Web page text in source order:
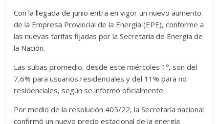
Con la llegada de junio entra en vigor un nuevo aumento
de la Empresa Provincial de la Energía (EPE), conforme a
las nuevas tarifas fijadas por la Secretaría de Energía de
la Nación.
Las subas promedio, desde este miércoles 1º, son del
7,6% para usuarios residenciales y del 11% para no
residenciales, según se informó oficialmente.
Por medio de la resolución 405/22, la Secretaría nacional
confirmó un nuevo precio estacional de la energía